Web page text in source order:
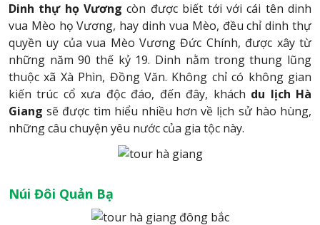
Dinh thự họ Vương còn được biết tới với cái tên dinh
vua Mèo họ Vương, hay dinh vua Mèo, đều chỉ dinh thự
quyền uy của vua Mèo Vương Đức Chính, được xây từ
những năm 90 thế kỷ 19. Dinh nằm trong thung lũng
thuộc xã Xà Phìn, Đồng Văn. Không chỉ có không gian
kiến trúc cổ xưa độc đáo, đến đây, khách du lịch Hà
Giang sẽ được tìm hiểu nhiều hơn về lịch sử hào hùng,
những câu chuyện yêu nước của gia tộc này.
Núi Đôi Quản Bạ